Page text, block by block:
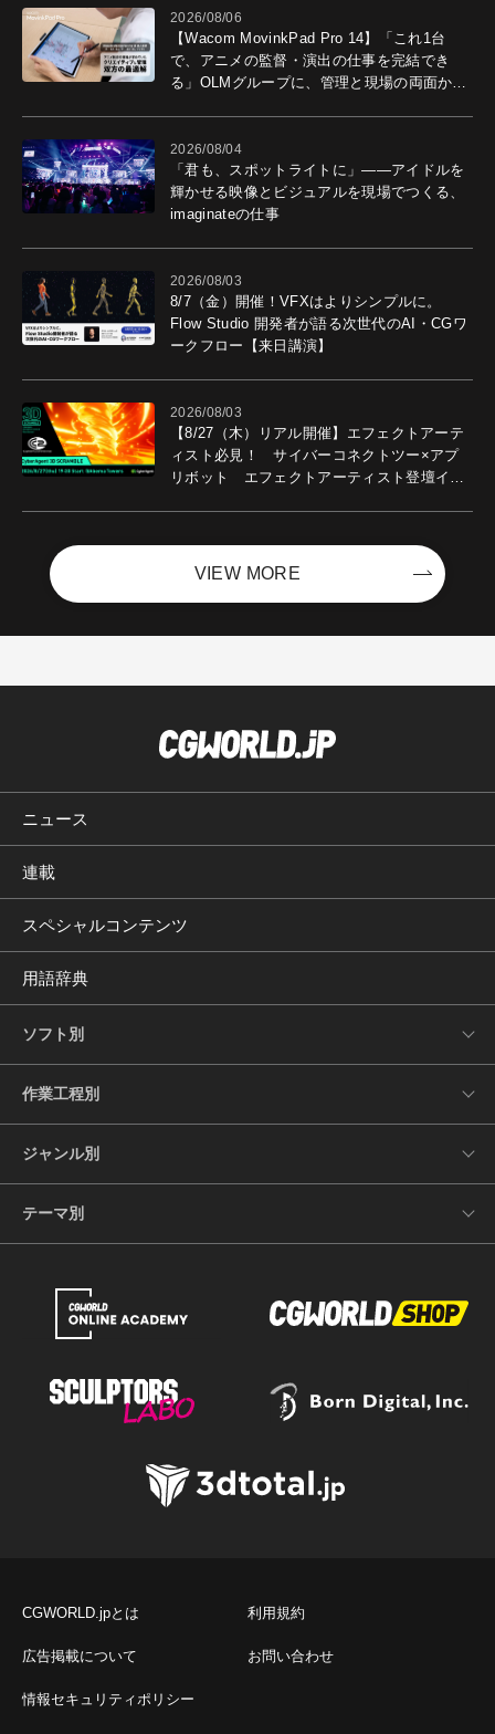
2026/08/06
【Wacom MovinkPad Pro 14】「これ1台
で、アニメの監督・演出の仕事を完結でき
る」OLMグループに、管理と現場の両面から
2026/08/04
「君も、スポットライトに」――アイドルを
輝かせる映像とビジュアルを現場でつくる、
imaginateの仕事
2026/08/03
8/7（金）開催！VFXはよりシンプルに。
Flow Studio 開発者が語る次世代のAI・CGワ
ークフロー【来日講演】
2026/08/03
【8/27（木）リアル開催】エフェクトアーテ
ィスト必見！ サイバーコネクトツー×アプ
リボット エフェクトアーティスト登壇イベ
VIEW MORE
ニュース
連載
スペシャルコンテンツ
用語辞典
ソフト別
作業工程別
ジャンル別
テーマ別
CGWORLD.jpとは 利用規約
広告掲載について お問い合わせ
情報セキュリティポリシー